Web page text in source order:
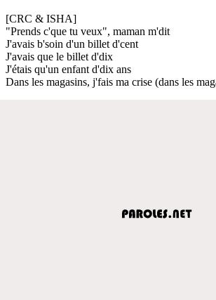
[CRC & ISHA]
"Prends c'que tu veux", maman m'dit
J'avais b'soin d'un billet d'cent
J'avais que le billet d'dix
J'étais qu'un enfant d'dix ans
Dans les magasins, j'fais ma crise (dans les